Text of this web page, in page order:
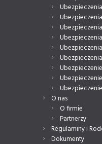
O nas
O firmie
Partnerzy
Regulaminy i
Dokumenty